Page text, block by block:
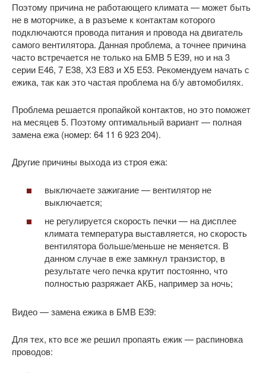
Поэтому причина не работающего климата — может быть
не в моторчике, а в разъеме к контактам которого
подключаются провода питания и провода на двигатель
самого вентилятора. Данная проблема, а точнее причина
часто встречается не только на БМВ 5 Е39, но и на 3
серии Е46, 7 E38, Х3 Е83 и X5 E53. Рекомендуем начать с
ежика, так как это частая проблема на б/у автомобилях.
Проблема решается пропайкой контактов, но это поможет
на месяцев 5. Поэтому оптимальный вариант — полная
замена ежа (номер: 64 11 6 923 204).
Другие причины выхода из строя ежа:
выключаете зажигание — вентилятор не
выключается;
не регулируется скорость печки — на дисплее
климата температура выставляется, но скорость
вентилятора больше/меньше не меняется. В
данном случае в еже замкнул транзистор, в
результате чего печка крутит постоянно, что
полностью разряжает АКБ, например за ночь;
Видео — замена ежика в БМВ Е39:
Для тех, кто все же решил пропаять ежик — распиновка
проводов: